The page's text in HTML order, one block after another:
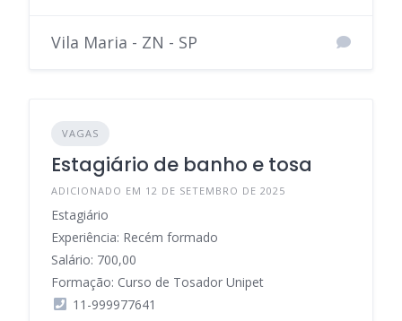
Vila Maria - ZN - SP
VAGAS
Estagiário de banho e tosa
ADICIONADO EM 12 DE SETEMBRO DE 2025
Estagiário
Experiência: Recém formado
Salário: 700,00
Formação: Curso de Tosador Unipet
11-999977641